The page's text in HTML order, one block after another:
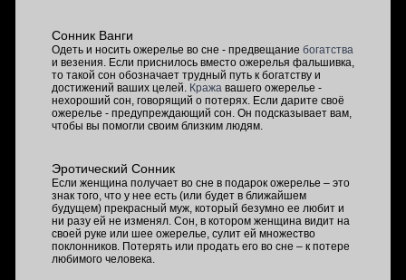
Сонник Ванги
Одеть и носить ожерелье во сне - предвещание богатства
и везения. Если приснилось вместо ожерелья фальшивка,
то такой сон обозначает трудный путь к богатству и
достижений ваших целей. Кража вашего ожерелье -
нехороший сон, говорящий о потерях. Если дарите своё
ожерелье - предупреждающий сон. Он подсказывает вам,
чтобы вы помогли своим близким людям.
Эротический Сонник
Если женщина получает во сне в подарок ожерелье – это
знак того, что у нее есть (или будет в ближайшем
будущем) прекрасный муж, который безумно ее любит и
ни разу ей не изменял. Сон, в котором женщина видит на
своей руке или шее ожерелье, сулит ей множество
поклонников. Потерять или продать его во сне – к потере
любимого человека.